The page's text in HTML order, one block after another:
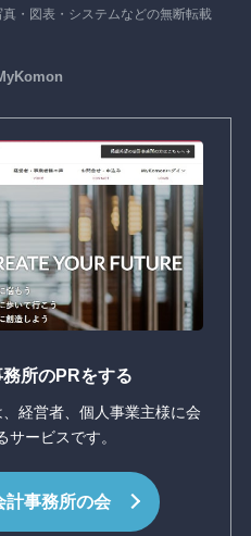
・図表・システムなどの無断転載
務所のPRをする
経営者、個人事業主様に会
ービスです。
計事務所の会